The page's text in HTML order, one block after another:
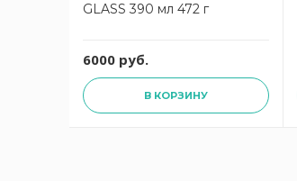
GLASS 390 мл 472 г
6000 руб.
В КОРЗИНУ